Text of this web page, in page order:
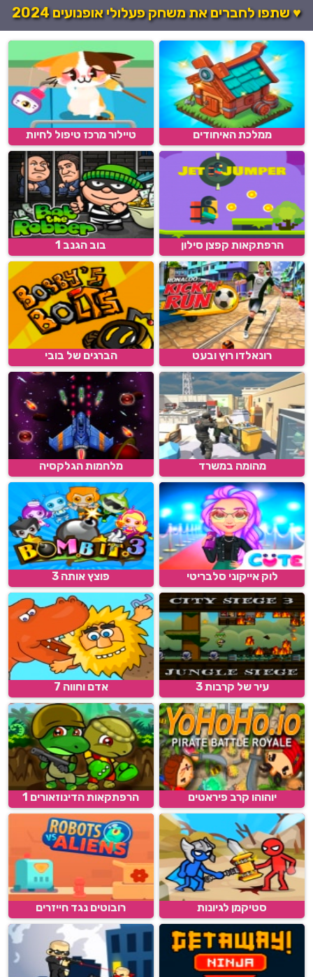
♥ שתפו לחברים את משחק פעלולי אופנועים 2024
ממלכת האיחודים טיילור מרכז טיפול לחיות
הרפתקאות קפצן סילון בוב הגנב 1
רונאלדו רוץ ובעט הברגים של בובי
מהומה במשרד מלחמות הגלקסיה
לוק אייקוני סלבריטי פוצץ אותה 3
עיר של קרבות 3 אדם וחווה 7
יוהוהו קרב פיראטים הרפתקאות הדינוזאורים 1
סטיקמן לגיונות רובוטים נגד חייזרים